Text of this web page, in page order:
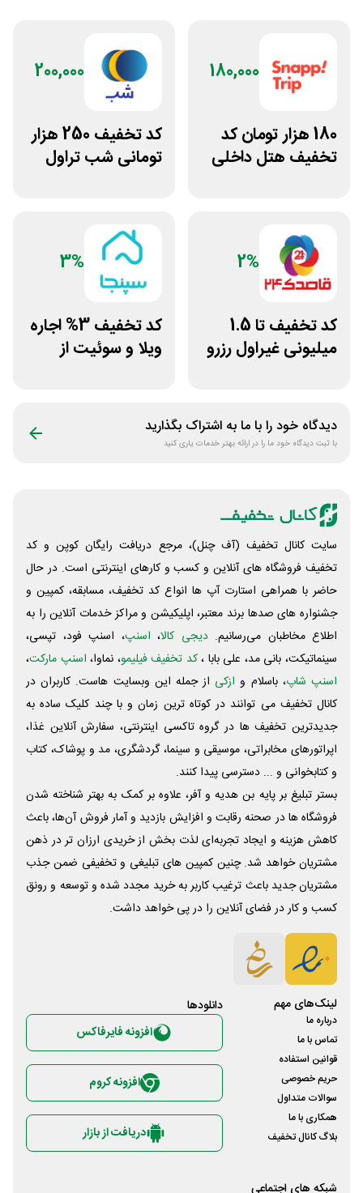
180,000
180 هزار تومان کد
تخفیف هتل داخلی
200,000
کد تخفیف 250 هزار
تومانی شب تراول
2%
کد تخفیف تا 1.5
میلیونی غیراول رزرو
3%
کد تخفیف 3% اجاره
ویلا و سوئیت از
دیدگاه خود را با ما به اشتراک بگذارید
با ثبت دیدگاه خود ما را در ارائه بهتر خدمات یاری کنید
سایت کانال تخفیف (آف چنل)، مرجع دریافت رایگان کوپن و کد
تخفیف فروشگاه های آنلاین و کسب و‌ کارهای اینترنتی است. در حال
حاضر با همراهی استارت آپ ها انواع کد تخفیف، مسابقه، کمپین و
جشنواره های صدها برند معتبر، اپلیکیشن و مراکز خدمات آنلاین را به
اطلاع مخاطبان می‌رسانیم. دیجی کالا، اسنپ، اسنپ فود، تپسی،
سینماتیکت، بانی مد، علی‌ بابا ،کد تخفیف فیلیمو، نماوا، اسنپ مارکت،
اسنپ شاپ، باسلام و ازکی از جمله این وبسایت ‌هاست. کاربران در
کانال تخفیف می توانند در کوتاه ترین زمان و با چند کلیک ساده به
جدیدترین تخفیف ها در گروه تاکسی اینترنتی، سفارش آنلاین غذا،
اپراتورهای مخابراتی، موسیقی و سینما، گردشگری، مد و پوشاک، کتاب
و کتابخوانی و ... دسترسی پیدا کنند.
بستر تبلیغ بر پایه بن هدیه و آفر، علاوه بر کمک به بهتر شناخته شدن
فروشگاه ها در صحنه رقابت و افزایش بازدید و آمار فروش آن‌ها، باعث
کاهش هزینه و ایجاد تجربه‌ای لذت بخش از خریدی ارزان تر در ذهن
مشتریان خواهد شد. چنین کمپین های تبلیغی و تخفیفی ضمن جذب
مشتریان جدید باعث ترغیب کاربر به خرید مجدد شده و توسعه و رونق
کسب و کار در فضای آنلاین را در پی خواهد داشت.
لینک‌های مهم
درباره ما
تماس با ما
قوانین استفاده
حریم خصوصی
سوالات متداول
همکاری با ما
بلاگ کانال تخفیف
شبکه های اجتماعی
دانلود‌ها
افزونه فایرفاکس
افزونه کروم
دریافت از بازار